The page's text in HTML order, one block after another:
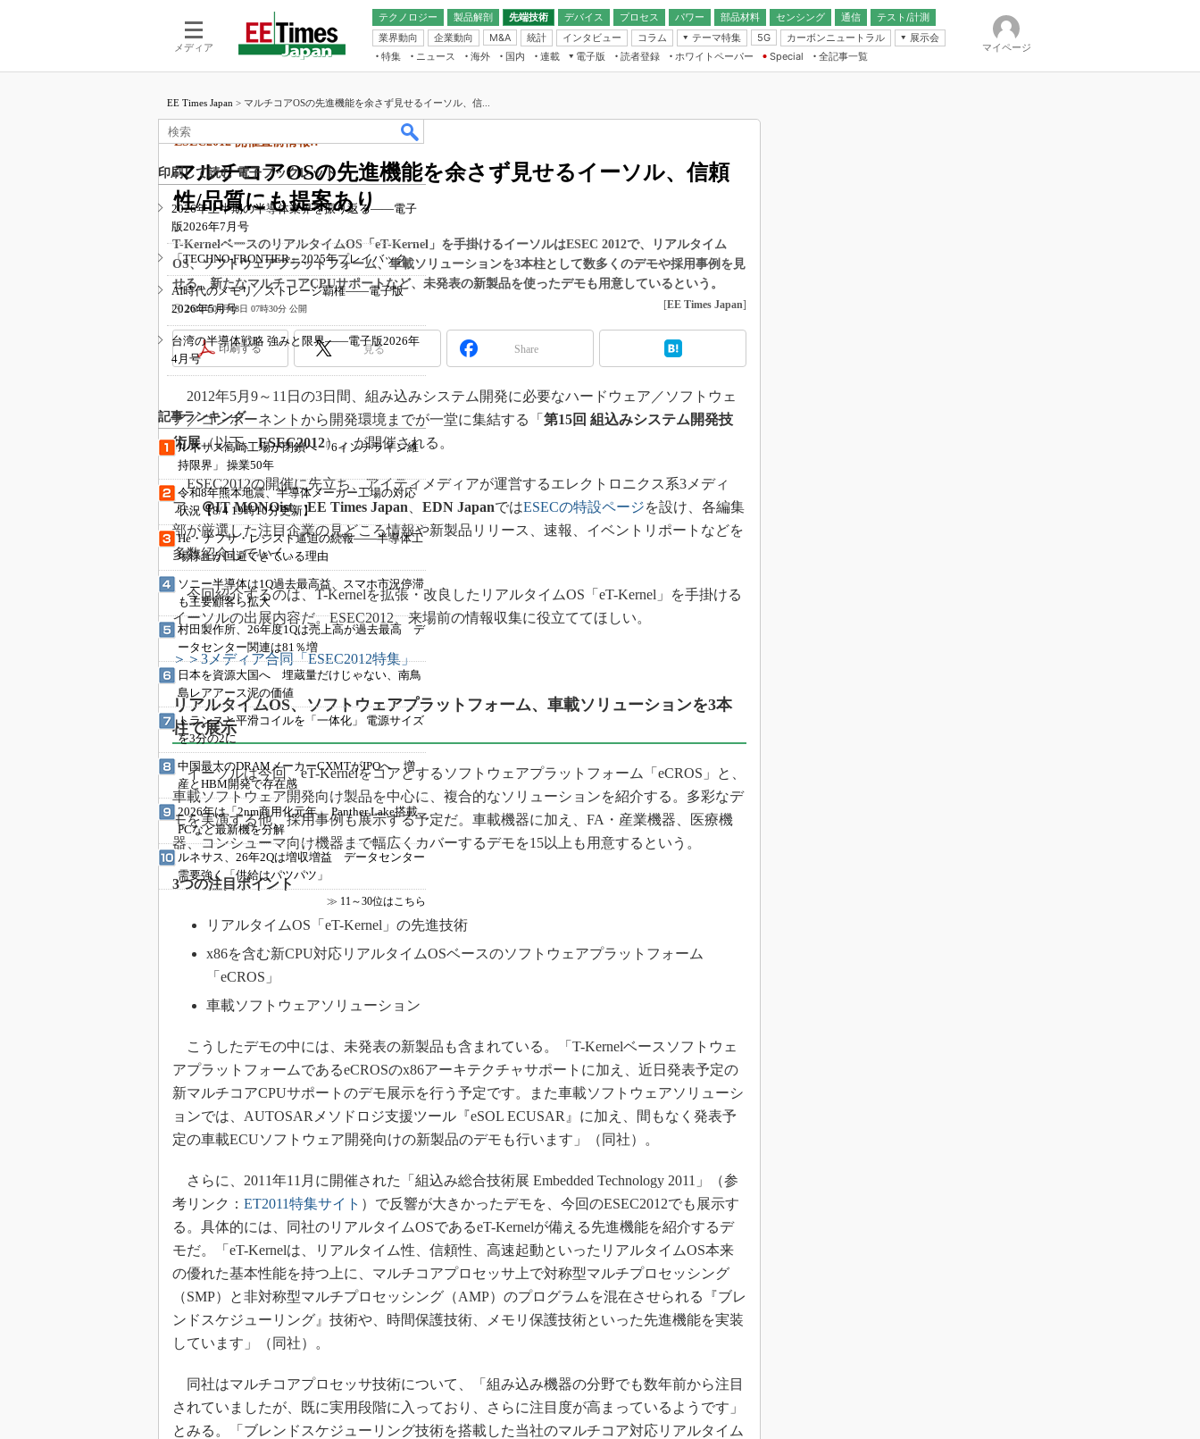
メディア
テクノロジー 製品解剖
先端技術
電池／エネルギー
デバイス
アナログ
マイコン
プロセス パワー 部品材料 センシング
通信
無線
テスト/計測
業界動向
企業動向 M&A 統計 インタビュー コラム
テーマ特集
フィジカルAI
読者調査（EE Times Research）
電源設計（EDN Japan）
エレクトロニクス入門（EDN
Japan）
5G カーボンニュートラル
展示会
IoT・エッジコンピューティング
EXPO
TECHNO-FRONTIER
特集 ニュース 海外 国内
連載
福田昭のデバイス通信
湯之上隆のナノフォーカス
大山聡の業界スコープ
大原雄介のエレ・組み込みプレイバ
ック
学漂流記
世界を「数字」で回してみよう
踊るバズワード ～Behind the
この10年で起こったこと、次の10年
で起こること
製品分解で探るアジアの新トレンド
光伝送技術を知る
“異端児エンジニア”が仕掛けた社内
改革、執念の180日
イノベーションは日本を救うのか
JASA発IoT通信
IHSアナリスト「未来展望」
ための新行動論
電子版
電子ブックレット
読者登録 ホワイトペーパー
Special
全記事一覧
マイページ
EE Times Japan > マルチコアOSの先進機能を余さず見せるイーソル、信...
マルチコアOSの先進機能を余さず見せるイーソル、信頼
性/品質にも提案あり
ESEC2012 開催直前情報!!
T-KernelベースのリアルタイムOS「eT-Kernel」を手掛けるイーソルはESEC 2012で、リアルタイム
OS、ソフトウェアプラットフォーム、車載ソリューションを3本柱として数多くのデモや採用事例を見
せる。新たなマルチコアCPUサポートなど、未発表の新製品を使ったデモも用意しているという。
2012年04月18日 07時30分 公開 [EE Times Japan]
印刷する 見る Share
2012年5月9～11日の3日間、組み込みシステム開発に必要なハードウェア／ソフトウェ
ア／コンポーネントから開発環境までが一堂に集結する「 第15回 組込みシステム開発技
術展（以下、ESEC2012）」が開催される。
ESEC2012の開催に先立ち、アイティメディアが運営するエレクトロニクス系3メディ
ア、 ＠IT MONOist、EE Times Japan EDN JapanではESECの特設ページを設け、各編集
部が厳選した注目企業の見どころ情報や新製品リリース、速報、イベントリポートなどを
多数紹介していく。
今回紹介するのは、T-Kernelを拡張・改良したリアルタイムOS「eT-Kernel」を手掛ける
イーソルの出展内容だ。ESEC2012、来場前の情報収集に役立ててほしい。
＞＞3メディア合同「ESEC2012特集」
リアルタイムOS、ソフトウェアプラットフォーム、車載ソリューションを3本
柱で展示
イーソルは今回、eT-Kernelをコアとするソフトウェアプラットフォーム「eCROS」と、
車載ソフトウェア開発向け製品を中心に、複合的なソリューションを紹介する。多彩なデ
モを実演する他、採用事例も展示する予定だ。車載機器に加え、FA・産業機器、医療機
器、コンシューマ向け機器まで幅広くカバーするデモを15以上も用意するという。
3つの注目ポイント
リアルタイムOS「eT-Kernel」の先進技術
x86を含む新CPU対応リアルタイムOSベースのソフトウェアプラットフォーム
「eCROS」
車載ソフトウェアソリューション
こうしたデモの中には、未発表の新製品も含まれている。「T-Kernelベースソフトウェ
アプラットフォームであるeCROSのx86アーキテクチャサポートに加え、近日発表予定の
新マルチコアCPUサポートのデモ展示を行う予定です。また車載ソフトウェアソリューシ
ョンでは、AUTOSARメソドロジ支援ツール『eSOL ECUSAR』に加え、間もなく発表予
定の車載ECUソフトウェア開発向けの新製品のデモも行います」（同社）。
さらに、2011年11月に開催された「組込み総合技術展 Embedded Technology 2011」（参
考リンク： ET2011特集サイト ）で反響が大きかったデモを、今回のESEC2012でも展示す
る。具体的には、同社のリアルタイムOSであるeT-Kernelが備える先進機能を紹介するデ
モだ。「eT-Kernelは、リアルタイム性、信頼性、高速起動といったリアルタイムOS本来
の優れた基本性能を持つ上に、マルチコアプロセッサ上で対称型マルチプロセッシング
（SMP）と非対称型マルチプロセッシング（AMP）のプログラムを混在させられる『ブレ
ンドスケジューリング』技術や、時間保護技術、メモリ保護技術といった先進機能を実装
しています」（同社）。
同社はマルチコアプロセッサ技術について、「組み込み機器の分野でも数年前から注目
されていましたが、既に実用段階に入っており、さらに注目度が高まっているようです」
とみる。「ブレンドスケジューリング技術を搭載した当社のマルチコア対応リアルタイム
印刷して読む 電子ブックレット
2026年上半期の半導体業界を振り返る――電子
版2026年7月号
「TECHNO-FRONTIER」2025年プレイバック
AI時代のメモリ／ストレージ覇権――電子版
2026年5月号
台湾の半導体戦略 強みと限界――電子版2026年
4月号
記事ランキング
ルネサス高崎工場が閉鎖へ 「6インチライン維
持限界」 操業50年
令和8年熊本地震、半導体メーカー工場の対応
状況【8/4 19時10分更新】
He・ナフサ・レジスト逼迫の続報――半導体工
場停止が回避できている理由
ソニー半導体は1Q過去最高益、スマホ市況停滞
も主要顧客ら拡大
村田製作所、26年度1Qは売上高が過去最高 デ
ータセンター関連は81％増
日本を資源大国へ 埋蔵量だけじゃない、南鳥
島レアアース泥の価値
トランスと平滑コイルを「一体化」 電源サイズ
を3分の2に
中国最大のDRAMメーカーCXMTがIPOへ 増
産とHBM開発で存在感
2026年は「2nm商用化元年」 Panther Lake搭載
PCなど最新機を分解
ルネサス、26年2Qは増収増益 データセンター
需要強く「供給はパツパツ」
≫ 11～30位はこちら